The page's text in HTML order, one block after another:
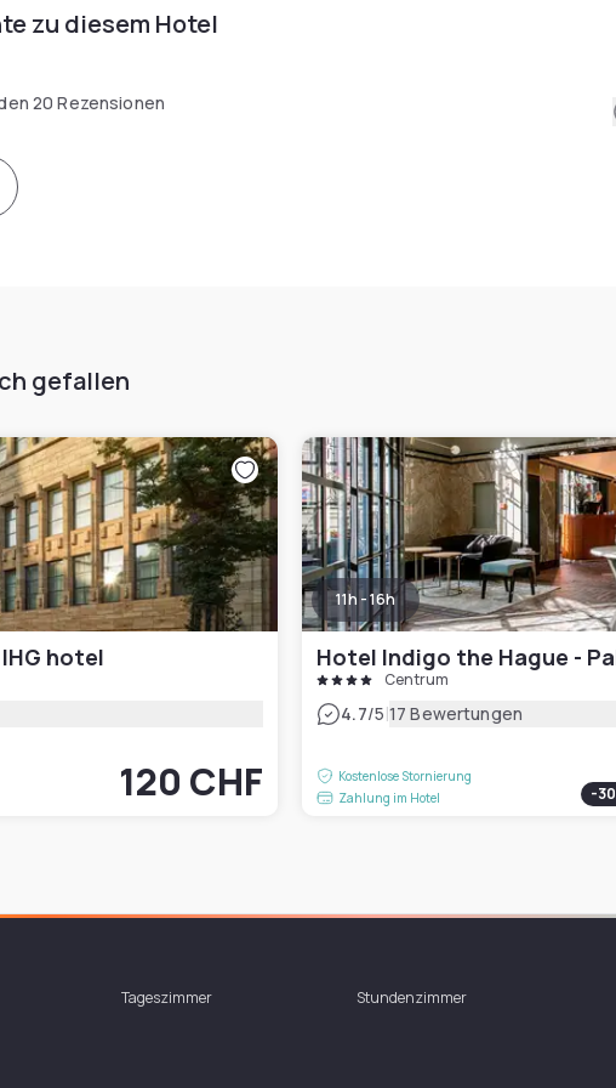
zu diesem Hotel
20 Rezensionen
gefallen
hotel
120 CHF
11h - 16h
Centrum
4.7/5|17 Bewertungen
Kostenlose Stornierung
Zahlung im Hotel
-30
Tageszimmer Stundenzimmer